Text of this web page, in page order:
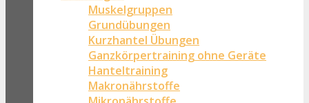
Muskelgruppen
Grundübungen
Kurzhantel Übungen
Ganzkörpertraining ohne Geräte
Hanteltraining
Makronährstoffe